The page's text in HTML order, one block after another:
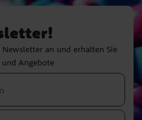
an und erhalten Sie
Angebote